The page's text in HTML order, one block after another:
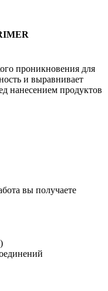
проникновения для
и выравнивает
нанесением продуктов
вы получаете